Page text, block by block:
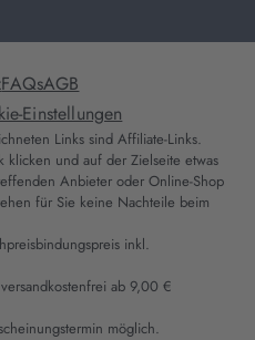
FAQsAGB
Einstellungen
Links sind Affiliate-Links.
und auf der Zielseite etwas
Anbieter oder Online-Shop
für Sie keine Nachteile beim
inkl.
ab 9,00 €
möglich.